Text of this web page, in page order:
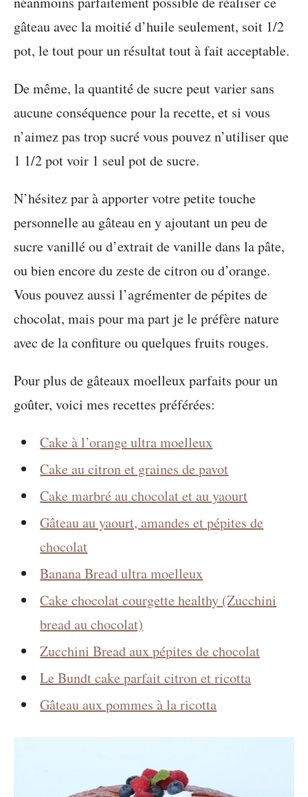
gâteau avec la moitié d’huile seulement, soit 1/2
pot, le tout pour un résultat tout à fait acceptable.
De même, la quantité de sucre peut varier sans
aucune conséquence pour la recette, et si vous
n’aimez pas trop sucré vous pouvez n’utiliser que
1 1/2 pot voir 1 seul pot de sucre.
N’hésitez par à apporter votre petite touche
personnelle au gâteau en y ajoutant un peu de
sucre vanillé ou d’extrait de vanille dans la pâte,
ou bien encore du zeste de citron ou d’orange.
Vous pouvez aussi l’agrémenter de pépites de
chocolat, mais pour ma part je le préfère nature
avec de la confiture ou quelques fruits rouges.
Pour plus de gâteaux moelleux parfaits pour un
goûter, voici mes recettes préférées:
Cake à l’orange ultra moelleux
Cake au citron et graines de pavot
Cake marbré au chocolat et au yaourt
Gâteau au yaourt, amandes et pépites de
chocolat
Banana Bread ultra moelleux
Cake chocolat courgette healthy (Zucchini
bread au chocolat)
Zucchini Bread aux pépites de chocolat
Le Bundt cake parfait citron et ricotta
Gâteau aux pommes à la ricotta